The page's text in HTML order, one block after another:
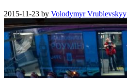
2015-11-23 by Volodymyr Vrublevskyy